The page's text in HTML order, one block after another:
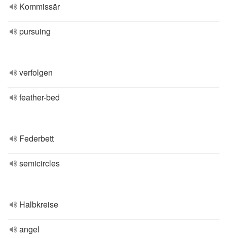
Kommissär
pursuing
verfolgen
feather-bed
Federbett
semicircles
Halbkreise
angel